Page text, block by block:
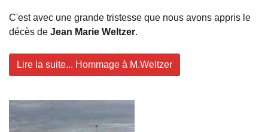
C'est avec une grande tristesse que nous avons appris le
décès de Jean Marie Weltzer.
Lire la suite... Hommage à M.Weltzer